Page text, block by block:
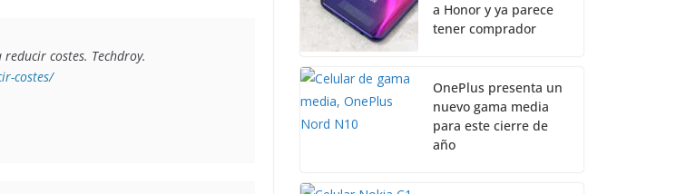
reducir costes
costes/
a Honor y ya parece
tener comprador
OnePlus presenta un
nuevo gama media
para este cierre de
año